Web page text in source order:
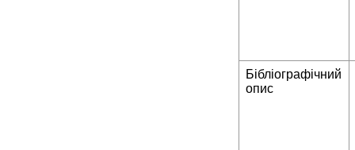
Бібліографічний
опис